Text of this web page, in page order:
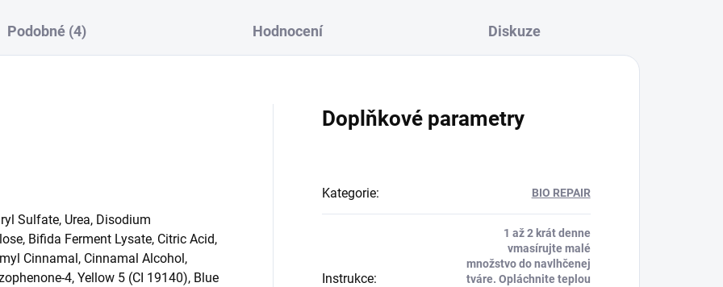
Podobné (4) Hodnocení Diskuze
Sulfate, Urea, Disodium
Bifida Ferment Lysate, Citric Acid,
Cinnamal, Cinnamal Alcohol,
4, Yellow 5 (CI 19140), Blue
Doplňkové parametry
Kategorie: BIO REPAIR
Instrukce:
1 až 2 krát denne
vmasírujte malé
množstvo do navlhčenej
tváre. Opláchnite teplou